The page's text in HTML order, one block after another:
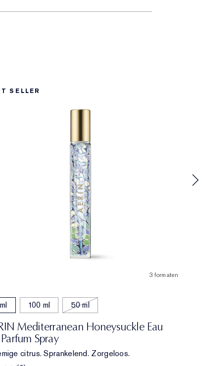
SELLER
3 formaten
100 ml 50 ml
Mediterranean Honeysuckle Eau
Spray
citrus. Sprankelend. Zorgeloos.